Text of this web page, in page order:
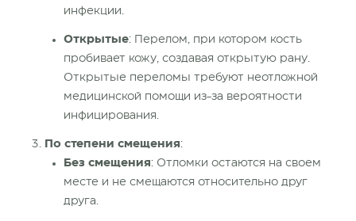
инфекции.
Открытые: Перелом, при котором кость
пробивает кожу, создавая открытую рану.
Открытые переломы требуют неотложной
медицинской помощи из-за вероятности
инфицирования.
По степени смещения:
Без смещения: Отломки остаются на своем
месте и не смещаются относительно друг
друга.